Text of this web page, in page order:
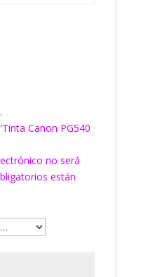
Canon PG540
no será
están